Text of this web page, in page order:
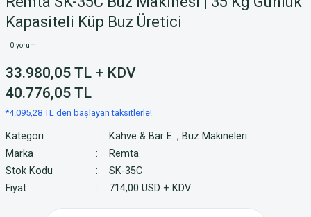
Kapasiteli Küp Buz Üretici
0 yorum
33.980,05 TL + KDV
40.776,05 TL
*4.095,28 TL den başlayan taksitlerle!
Kategori Kahve & Bar E. , Buz Makineleri
Marka
Remta
Stok Kodu
SK-35C
Fiyat
714,00 USD + KDV